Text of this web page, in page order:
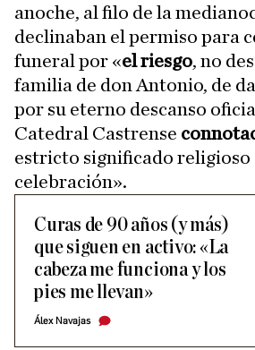
anoche, al filo de la
declinaban el permiso para
funeral por «el riesgo, no
familia de don Antonio, de
por su eterno descanso
Catedral Castrense
estricto significado religioso
celebración».
Curas de 90 años (y más)
que siguen en activo: «La
cabeza me funciona y los
pies me llevan»
Álex Navajas